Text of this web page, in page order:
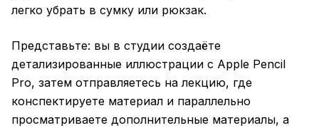
легко убрать в сумку или рюкзак.
Представьте: вы в студии создаёте
детализированные иллюстрации с Apple Pencil
Pro, затем отправляетесь на лекцию, где
конспектируете материал и параллельно
просматриваете дополнительные материалы, а